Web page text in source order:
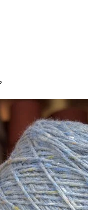
васильковый с